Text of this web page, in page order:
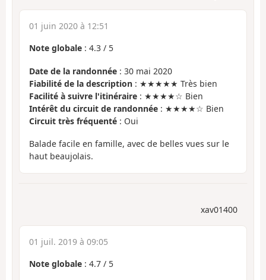
01 juin 2020 à 12:51
Note globale : 4.3 / 5
Date de la randonnée : 30 mai 2020
Fiabilité de la description : ★★★★★ Très bien
Facilité à suivre l'itinéraire : ★★★★☆ Bien
Intérêt du circuit de randonnée : ★★★★☆ Bien
Circuit très fréquenté : Oui
Balade facile en famille, avec de belles vues sur le
haut beaujolais.
xav01400
01 juil. 2019 à 09:05
Note globale : 4.7 / 5